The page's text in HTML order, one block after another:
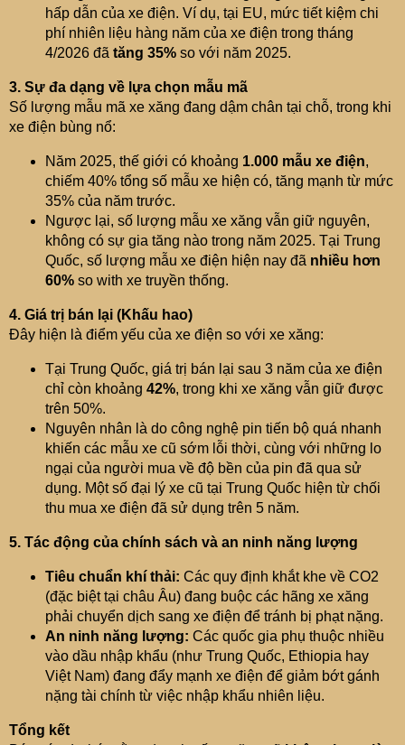
hấp dẫn của xe điện. Ví dụ, tại EU, mức tiết kiệm chi
phí nhiên liệu hàng năm của xe điện trong tháng
4/2026 đã tăng 35% so với năm 2025.
3. Sự đa dạng về lựa chọn mẫu mã
Số lượng mẫu mã xe xăng đang dậm chân tại chỗ, trong khi
xe điện bùng nổ:
Năm 2025, thế giới có khoảng 1.000 mẫu xe điện,
chiếm 40% tổng số mẫu xe hiện có, tăng mạnh từ mức
35% của năm trước.
Ngược lại, số lượng mẫu xe xăng vẫn giữ nguyên,
không có sự gia tăng nào trong năm 2025. Tại Trung
Quốc, số lượng mẫu xe điện hiện nay đã nhiều hơn
60% so with xe truyền thống.
4. Giá trị bán lại (Khấu hao)
Đây hiện là điểm yếu của xe điện so với xe xăng:
Tại Trung Quốc, giá trị bán lại sau 3 năm của xe điện
chỉ còn khoảng 42%, trong khi xe xăng vẫn giữ được
trên 50%.
Nguyên nhân là do công nghệ pin tiến bộ quá nhanh
khiến các mẫu xe cũ sớm lỗi thời, cùng với những lo
ngại của người mua về độ bền của pin đã qua sử
dụng. Một số đại lý xe cũ tại Trung Quốc hiện từ chối
thu mua xe điện đã sử dụng trên 5 năm.
5. Tác động của chính sách và an ninh năng lượng
Tiêu chuẩn khí thải: Các quy định khắt khe về CO2
(đặc biệt tại châu Âu) đang buộc các hãng xe xăng
phải chuyển dịch sang xe điện để tránh bị phạt nặng.
An ninh năng lượng: Các quốc gia phụ thuộc nhiều
vào dầu nhập khẩu (như Trung Quốc, Ethiopia hay
Việt Nam) đang đẩy mạnh xe điện để giảm bớt gánh
nặng tài chính từ việc nhập khẩu nhiên liệu.
Tổng kết